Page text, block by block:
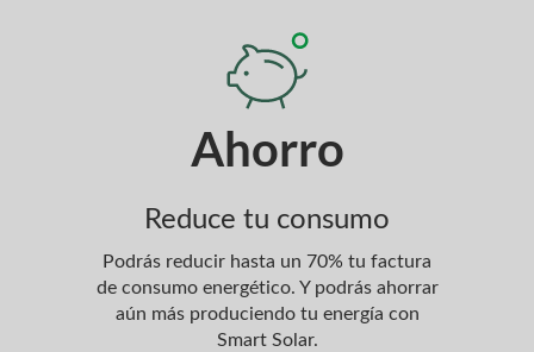
Ahorro
Reduce tu consumo
Podrás reducir hasta un 70% tu factura
de consumo energético. Y podrás ahorrar
aún más produciendo tu energía con
Smart Solar.